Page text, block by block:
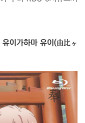
이가하마 유이(由比ヶ